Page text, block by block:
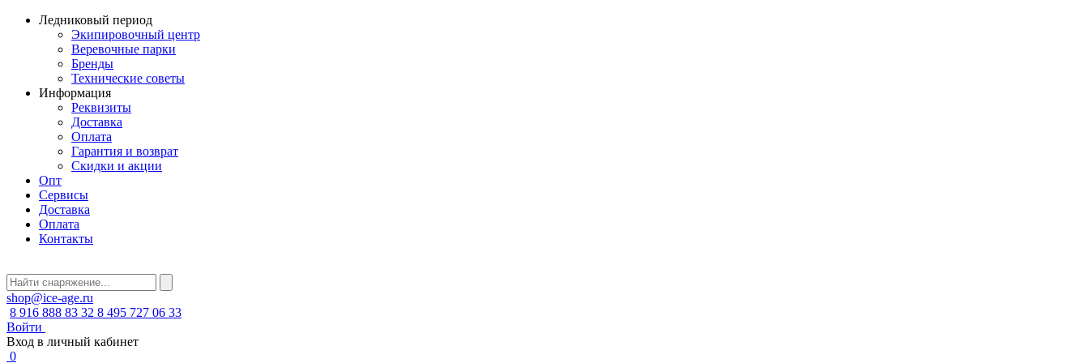
Ледниковый период
Экипировочный центр
Веревочные парки
Бренды
Технические советы
Информация
Реквизиты
Доставка
Оплата
Гарантия и возврат
Скидки и акции
Опт
Сервисы
Доставка
Оплата
Контакты
shop@ice-age.ru
8 916 888 83 32 8 495 727 06 33
Войти
Вход в личный кабинет
0